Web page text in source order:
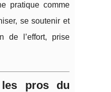
pratique comme
se soutenir et
de l’effort, prise
les pros du